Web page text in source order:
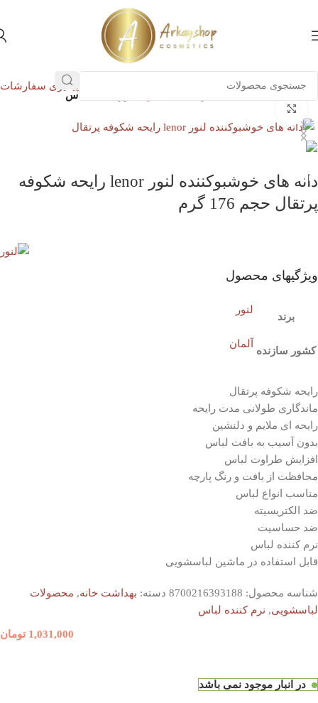
پیگیری سفارشات
بهداشت خانه نرم کننده لباس
ناموجود
دانه های خوشبوکننده لنور lenor رایحه شکوفه
پرتقال حجم 176 گرم
ویژگیهای محصول
برند
لنور
کشور سازنده
آلمان
رایحه شکوفه پرتقال
ماندگاری طولانی مدت رایحه
رایحه ای ملایم و دلنشین
بدون آسیب به بافت لباس
افزایش طراوت لباس
محافظت از بافت و رنگ پارچه
مناسب انواع لباس
ضد الکتریسیته
ضد حساسیت
نرم کننده لباس
قابل استفاده در ماشین لباسشویی
شناسه محصول: 8700216393188 دسته: بهداشت خانه, محصولات
لباسشویی, نرم کننده لباس
1,031,000 تومان
در انبار موجود نمی باشد